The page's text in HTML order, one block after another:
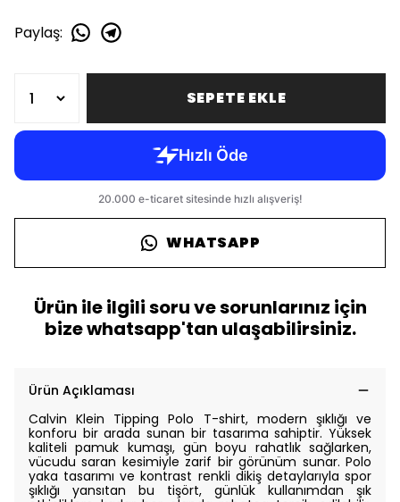
Paylaş:
SEPETE EKLE
WHATSAPP
Ürün ile ilgili soru ve sorunlarınız için
bize whatsapp'tan ulaşabilirsiniz.
Ürün Açıklaması
Calvin Klein Tipping Polo T-shirt, modern şıklığı ve
konforu bir arada sunan bir tasarıma sahiptir. Yüksek
kaliteli pamuk kumaşı, gün boyu rahatlık sağlarken,
vücudu saran kesimiyle zarif bir görünüm sunar. Polo
yaka tasarımı ve kontrast renkli dikiş detaylarıyla spor
şıklığı yansıtan bu tişört, günlük kullanımdan şık